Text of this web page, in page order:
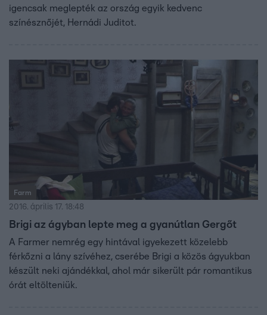
igencsak meglepték az ország egyik kedvenc
színésznőjét, Hernádi Juditot.
Farm
2016. április 17. 18:48
Brigi az ágyban lepte meg a gyanútlan Gergőt
A Farmer nemrég egy hintával igyekezett közelebb
férkőzni a lány szívéhez, cserébe Brigi a közös ágyukban
készült neki ajándékkal, ahol már sikerült pár romantikus
órát eltölteniük.